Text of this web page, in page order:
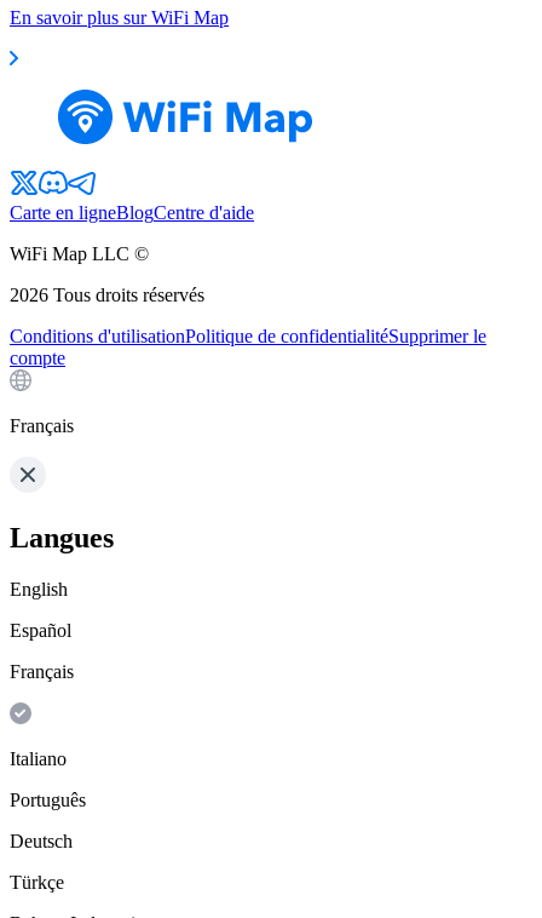
En savoir plus sur WiFi Map
Carte en ligneBlogCentre d'aide
WiFi Map LLC ©
2026 Tous droits réservés
Conditions d'utilisationPolitique de confidentialitéSupprimer le
compte
Français
Langues
English
Español
Français
Italiano
Português
Deutsch
Türkçe